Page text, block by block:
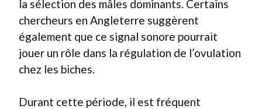
la sélection des mâles dominants. Certains
chercheurs en Angleterre suggèrent
également que ce signal sonore pourrait
jouer un rôle dans la régulation de l’ovulation
chez les biches.
Durant cette période, il est fréquent